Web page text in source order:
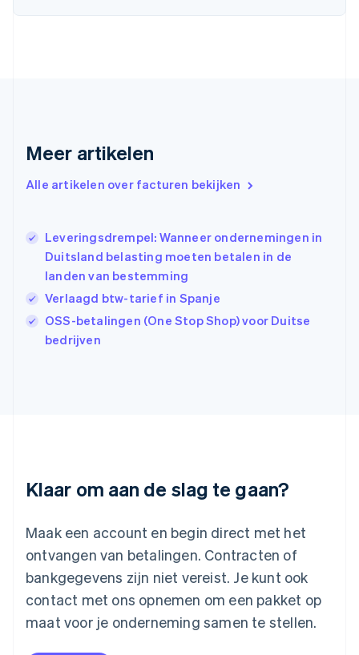
Meer artikelen
Alle artikelen over facturen bekijken
Leveringsdrempel: Wanneer ondernemingen in
Duitsland belasting moeten betalen in de
landen van bestemming
Verlaagd btw-tarief in Spanje
OSS-betalingen (One Stop Shop) voor Duitse
bedrijven
Klaar om aan de slag te gaan?
Maak een account en begin direct met het
ontvangen van betalingen. Contracten of
bankgegevens zijn niet vereist. Je kunt ook
contact met ons opnemen om een pakket op
maat voor je onderneming samen te stellen.
English
Griekenland
English
Hongkong SAR, China
English简体中文
Ierland
India
English
Italië
Litouwen
Luxemburg
Maleisië
English简体中文
Malta
English
Mexico